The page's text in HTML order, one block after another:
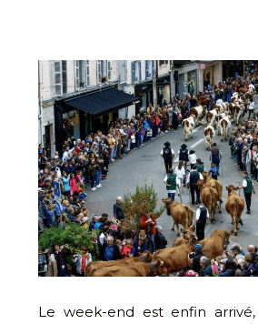
Le week-end est enfin